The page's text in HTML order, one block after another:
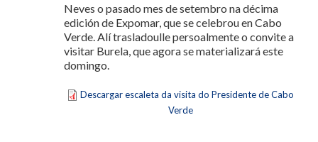
Neves o pasado mes de setembro na décima
edición de Expomar, que se celebrou en Cabo
Verde. Alí trasladoulle persoalmente o convite a
visitar Burela, que agora se materializará este
domingo.
Descargar escaleta da visita do Presidente de Cabo
Verde